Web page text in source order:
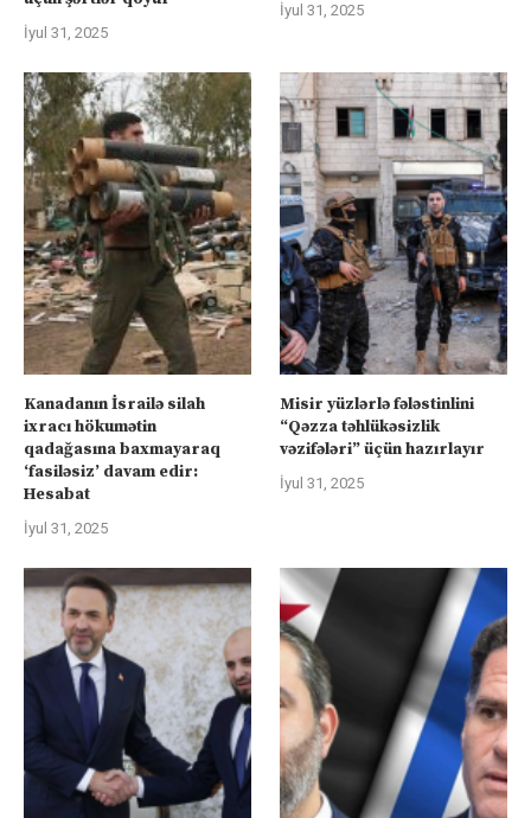
İyul 31, 2025
İyul 31, 2025
Kanadanın İsrailə silah
ixracı hökumətin
qadağasına baxmayaraq
‘fasiləsiz’ davam edir:
Hesabat
İyul 31, 2025
Misir yüzlərlə fələstinlini
“Qəzza təhlükəsizlik
vəzifələri” üçün hazırlayır
İyul 31, 2025